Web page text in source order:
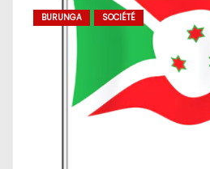
BURUNGA SOCIÉTÉ